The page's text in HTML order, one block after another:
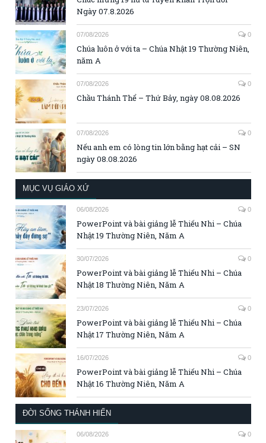
Ngày 07.8.2026
07/08/2026 0
Chúa luôn ở với ta – Chúa Nhật 19 Thường Niên,
năm A
07/08/2026 0
Chầu Thánh Thể – Thứ Bảy, ngày 08.08.2026
07/08/2026 0
Nếu anh em có lòng tin lớn bằng hạt cải – SN
ngày 08.08.2026
MỤC VỤ GIÁO XỨ
06/08/2026 0
PowerPoint và bài giảng lễ Thiếu Nhi – Chúa
Nhật 19 Thường Niên, Năm A
30/07/2026 0
PowerPoint và bài giảng lễ Thiếu Nhi – Chúa
Nhật 18 Thường Niên, Năm A
23/07/2026 0
PowerPoint và bài giảng lễ Thiếu Nhi – Chúa
Nhật 17 Thường Niên, Năm A
16/07/2026 0
PowerPoint và bài giảng lễ Thiếu Nhi – Chúa
Nhật 16 Thường Niên, Năm A
ĐỜI SỐNG THÁNH HIẾN
06/08/2026 0